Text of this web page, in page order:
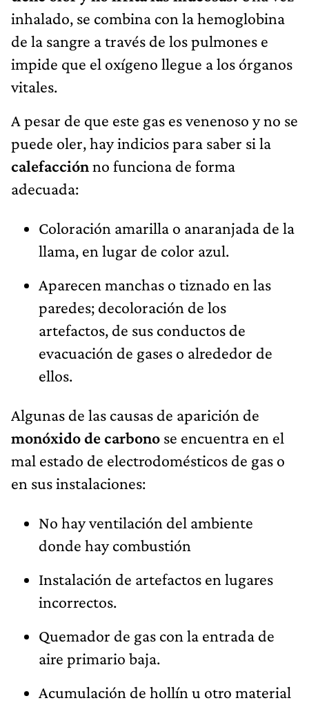
inhalado, se combina con la hemoglobina
de la sangre a través de los pulmones e
impide que el oxígeno llegue a los órganos
vitales.
A pesar de que este gas es venenoso y no se
puede oler, hay indicios para saber si la
calefacciónno funciona de forma
adecuada:
Coloración amarilla o anaranjada de la
llama, en lugar de color azul.
Aparecen manchas o tiznado en las
paredes; decoloración de los
artefactos, de sus conductos de
evacuación de gases o alrededor de
ellos.
Algunas de las causas de aparición de
monóxido de carbono se encuentra en el
mal estado de electrodomésticos de gas o
en sus instalaciones:
No hay ventilación del ambiente
donde hay combustión
Instalación de artefactos en lugares
incorrectos.
Quemador de gas con la entrada de
aire primario baja.
Acumulación de hollín u otro material